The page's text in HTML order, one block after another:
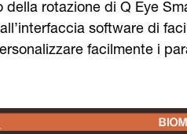
rotazione di Q Eye
software di
facilmente i